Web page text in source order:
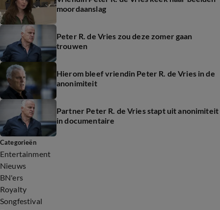
moordaanslag
Peter R. de Vries zou deze zomer gaan
trouwen
Hierom bleef vriendin Peter R. de Vries in de
anonimiteit
Partner Peter R. de Vries stapt uit anonimiteit
in documentaire
Categorieën
Entertainment
Nieuws
BN'ers
Royalty
Songfestival